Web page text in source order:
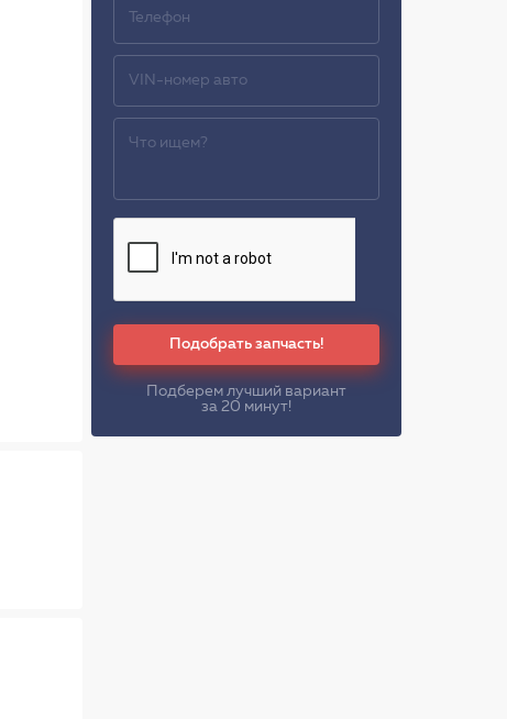
Подобрать запчасть!
Подберем лучший вариант
за 20 минут!